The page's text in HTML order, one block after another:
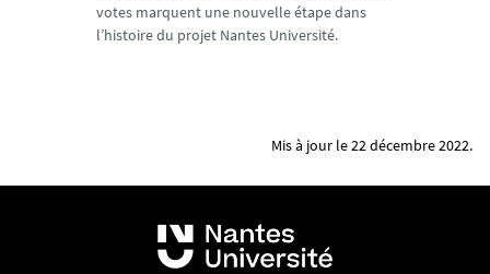
votes marquent une nouvelle étape dans
l’histoire du projet Nantes Université.
Mis à jour le 22 décembre 2022.